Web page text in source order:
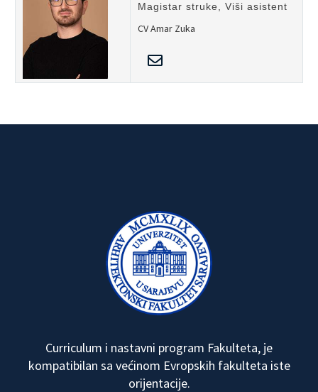
Magistar struke, Viši asistent
CV Amar Zuka
Curriculum i nastavni program Fakulteta, je
kompatibilan sa većinom Evropskih fakulteta iste
orijentacije.